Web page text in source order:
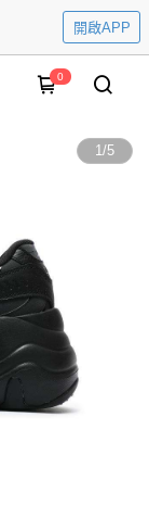
開啟APP
0
1/5